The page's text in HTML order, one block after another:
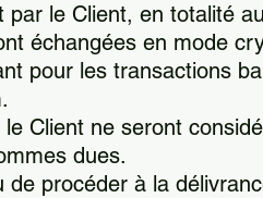
le Client, en totalité
échangées en mode
pour les transactions
Client ne seront
dues.
de procéder à la